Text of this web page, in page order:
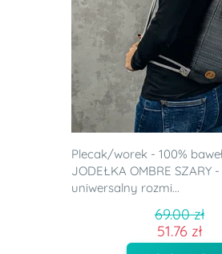
Plecak/worek - 100%
JODEŁKA OMBRE SZARY -
uniwersalny rozmi...
69.00 zł
51.76 zł